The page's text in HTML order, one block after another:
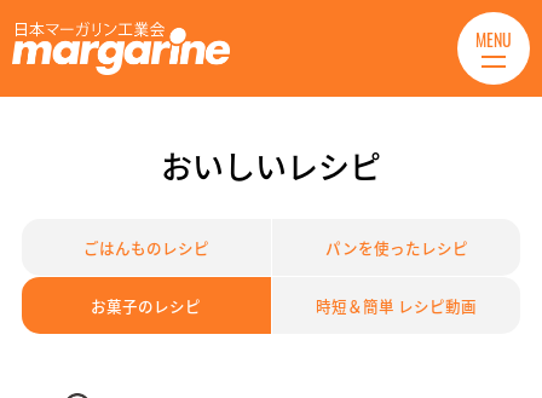
MENU
おいしいレシピ
ごはんものレシピ パンを使ったレシピ
お菓子のレシピ 時短＆簡単 レシピ動画